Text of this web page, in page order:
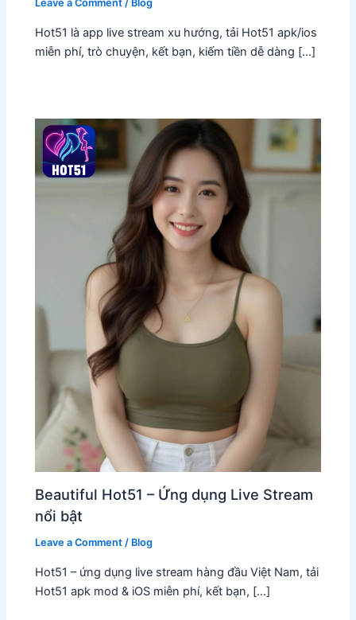
Leave a Comment / Blog
Hot51 là app live stream xu hướng, tải Hot51 apk/ios
miễn phí, trò chuyện, kết bạn, kiếm tiền dễ dàng […]
Beautiful Hot51 – Ứng dụng Live Stream
nổi bật
Leave a Comment / Blog
Hot51 – ứng dụng live stream hàng đầu Việt Nam, tải
Hot51 apk mod & iOS miễn phí, kết bạn, […]